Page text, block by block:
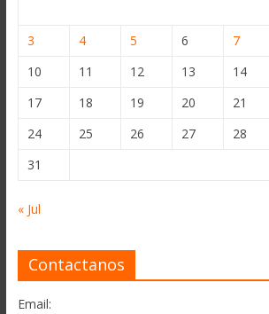
3
4 5 6 7
10
11 12 13 14
17
18 19 20 21
24
25 26 27 28
31
« Jul
Contactanos
Email: